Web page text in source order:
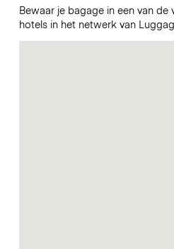
Bewaar je bagage in een van de
hotels in het netwerk van